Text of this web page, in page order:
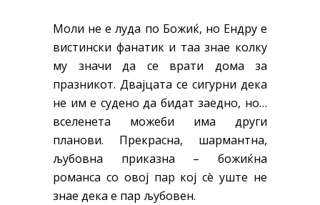
Моли не е луда по Божиќ, но Ендру е
вистински фанатик и таа знае колку
му значи да се врати дома за
празникот. Двајцата се сигурни дека
не им е судено да бидат заедно, но…
вселенета можеби има други
планови. Прекрасна, шармантна,
љубовна приказна – божиќна
романса со овој пар кој сè уште не
знае дека е пар љубовен.